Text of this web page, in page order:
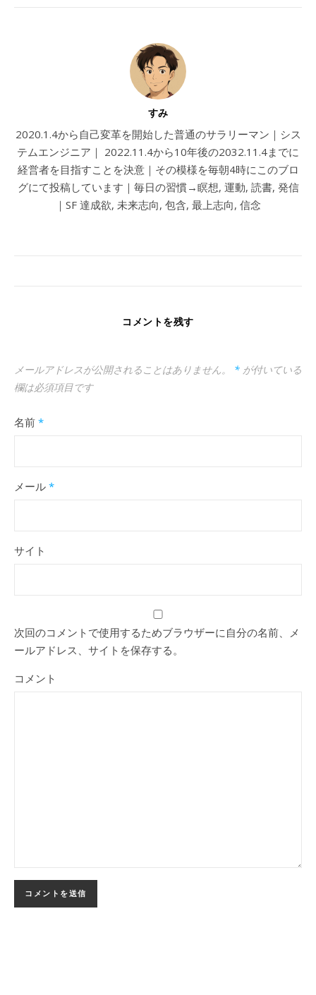
すみ
2020.1.4から自己変革を開始した普通のサラリーマン｜シス
テムエンジニア｜ 2022.11.4から10年後の2032.11.4までに
経営者を目指すことを決意｜その模様を毎朝4時にこのブロ
グにて投稿しています｜毎日の習慣→瞑想, 運動, 読書, 発信
｜SF 達成欲, 未来志向, 包含, 最上志向, 信念
コメントを残す
メールアドレスが公開されることはありません。 * が付いている
欄は必須項目です
名前 *
メール *
サイト
次回のコメントで使用するためブラウザーに自分の名前、メ
ールアドレス、サイトを保存する。
コメント